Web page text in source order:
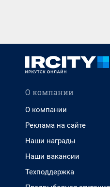
О компании
О компании
Реклама на сайте
Наши награды
Наши вакансии
Техподдержка